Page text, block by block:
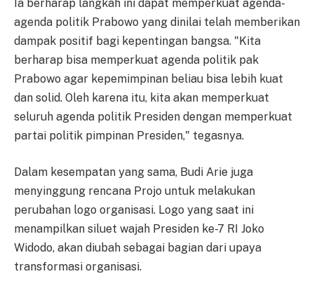
Ia berharap langkah ini dapat memperkuat agenda-
agenda politik Prabowo yang dinilai telah memberikan
dampak positif bagi kepentingan bangsa. "Kita
berharap bisa memperkuat agenda politik pak
Prabowo agar kepemimpinan beliau bisa lebih kuat
dan solid. Oleh karena itu, kita akan memperkuat
seluruh agenda politik Presiden dengan memperkuat
partai politik pimpinan Presiden," tegasnya.
Dalam kesempatan yang sama, Budi Arie juga
menyinggung rencana Projo untuk melakukan
perubahan logo organisasi. Logo yang saat ini
menampilkan siluet wajah Presiden ke-7 RI Joko
Widodo, akan diubah sebagai bagian dari upaya
transformasi organisasi.